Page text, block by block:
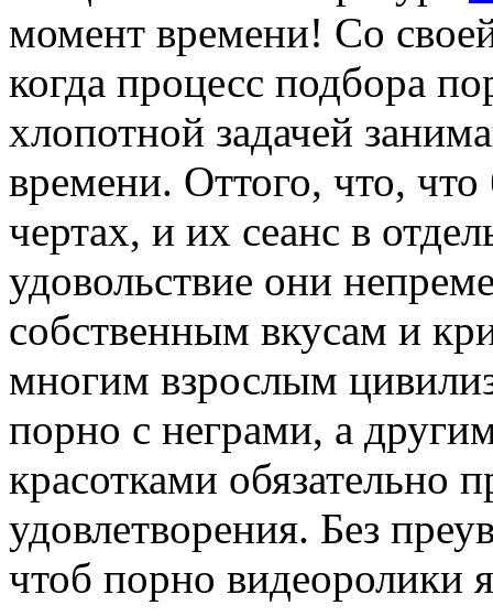
момент времени! Со
когда процесс подбора
хлопотной задачей
времени. Оттого, что,
чертах, и их сеанс в
удовольствие они
собственным вкусам и
многим взрослым
порно с неграми, а
красотками обязательно
удовлетворения. Без
чтоб порно видеоролики